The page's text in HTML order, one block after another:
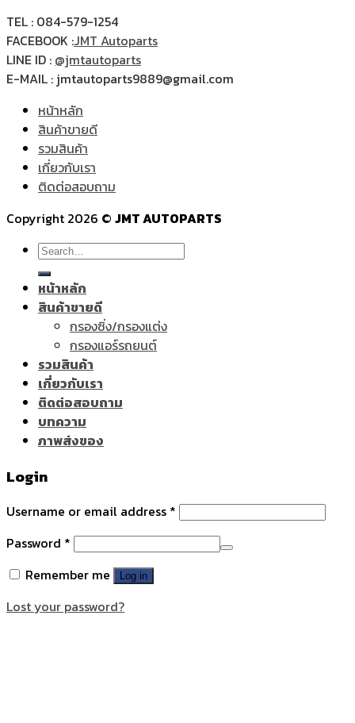
TEL : 084-579-1254
FACEBOOK :JMT Autoparts
LINE ID : @jmtautoparts
E-MAIL : jmtautoparts9889@gmail.com
หน้าหลัก
สินค้าขายดี
รวมสินค้า
เกี่ยวกับเรา
ติดต่อสอบถาม
Copyright 2026 © JMT AUTOPARTS
Search
for:
หน้าหลัก
สินค้าขายดี
กรองซิ่ง/กรองแต่ง
กรองแอร์รถยนต์
รวมสินค้า
เกี่ยวกับเรา
ติดต่อสอบถาม
บทความ
ภาพส่งของ
Login
Username or email address *
Password *
Remember me
Log in
Lost your password?